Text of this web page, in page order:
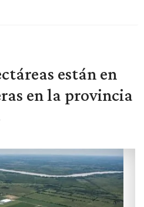
están en
en la provincia